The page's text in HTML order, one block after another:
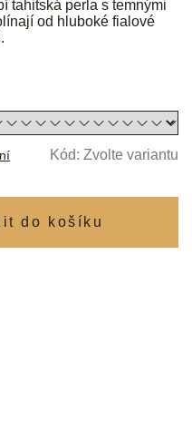
tahitská perla s temnými
od hluboké fialové
Kód: Zvolte variantu